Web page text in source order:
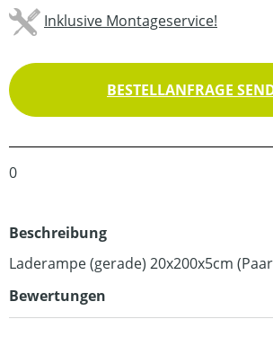
Inklusive Montageservice!
BESTELLANFRAGE
0
Beschreibung
Laderampe (gerade) 20x200x5cm
Bewertungen